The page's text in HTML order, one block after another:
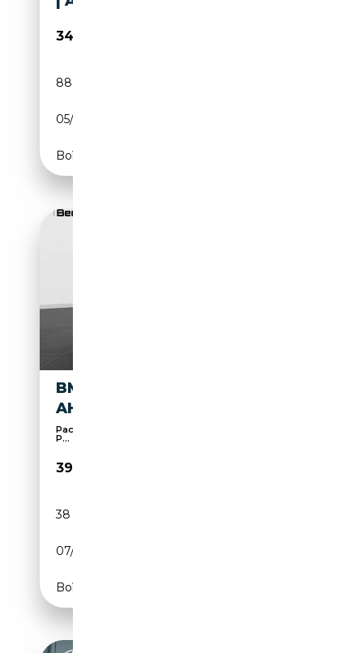
34 666€
88 500 km
05/2021
Boîte automatique
BMW X4 XDRIVE20I M SPORT/
AHK/ AD. LED/ HIFI/ RFK
Pack Sport, Sièges sport, 4x4, Suspension sport,
P...
39 808€
38 394 km
07/2022
Boîte automatique